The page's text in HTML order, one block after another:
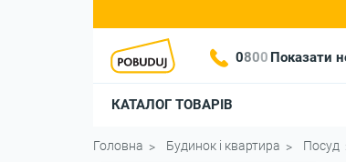
0800 Показати
КАТАЛОГ ТОВАРІВ
Головна Будинок і квартира Посуд